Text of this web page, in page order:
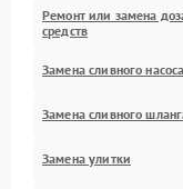
Ремонт или замена
средств
Замена сливного насоса
Замена сливного
Замена улитки